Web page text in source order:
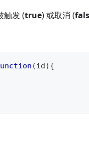
触发 (true) 或取消 (
(id ) {